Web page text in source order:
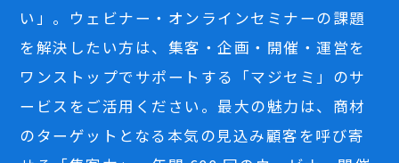
い」。ウェビナー・オンラインセミナーの課題
を解決したい方は、集客・企画・開催・運営を
ワンストップでサポートする「マジセミ」のサ
ービスをご活用ください。最大の魅力は、商材
のターゲットとなる本気の見込み顧客を呼び寄